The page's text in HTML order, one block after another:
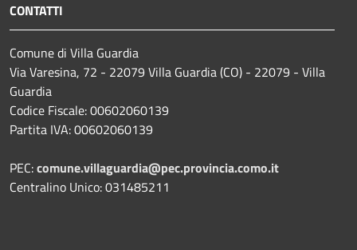
CONTATTI
Comune di Villa Guardia
Via Varesina, 72 - 22079 Villa Guardia (CO) - 22079 - Villa
Guardia
Codice Fiscale: 00602060139
Partita IVA: 00602060139
PEC:comune.villaguardia@pec.provincia.como.it
Centralino Unico: 031485211